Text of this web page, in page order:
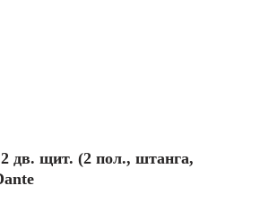
дв. щит. (2 пол., штанга,